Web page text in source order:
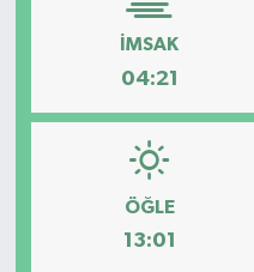
İMSAK
04:21
ÖĞLE
13:01
KIRKAĞAÇ
DEMİRCİ
GÖLMARMARA
GÖRDES
SARIGÖL
SARUHANLI
ŞEHZADELER
SELENDİ
YAŞAM
BİLİM VE TEKNOLOJİ